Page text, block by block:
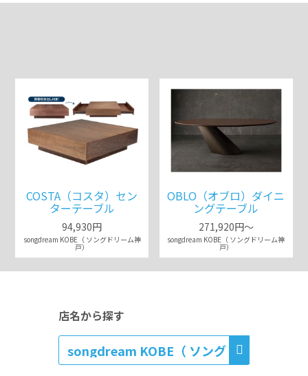
COSTA（コスタ）セン
ターテーブル
94,930円
songdream KOBE（ ソングドリーム神
戸）
OBLO（オブロ）ダイニ
ングテーブル
271,920円～
songdream KOBE（ ソングドリーム神
戸）
店名から探す